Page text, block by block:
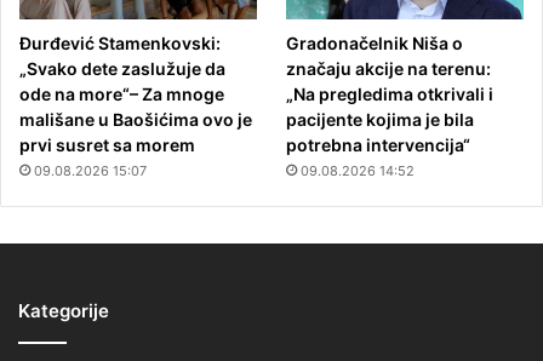
Đurđević Stamenkovski:
„Svako dete zaslužuje da
ode na more“– Za mnoge
mališane u Baošićima ovo je
prvi susret sa morem
09.08.2026 15:07
Gradonačelnik Niša o
značaju akcije na terenu:
„Na pregledima otkrivali i
pacijente kojima je bila
potrebna intervencija“
09.08.2026 14:52
Kategorije